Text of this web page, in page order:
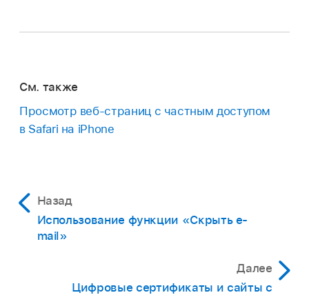
См. также
Просмотр веб-страниц с частным доступом
в Safari на iPhone
Назад
Использование функции «Скрыть e-
mail»
Далее
Цифровые сертификаты и сайты с